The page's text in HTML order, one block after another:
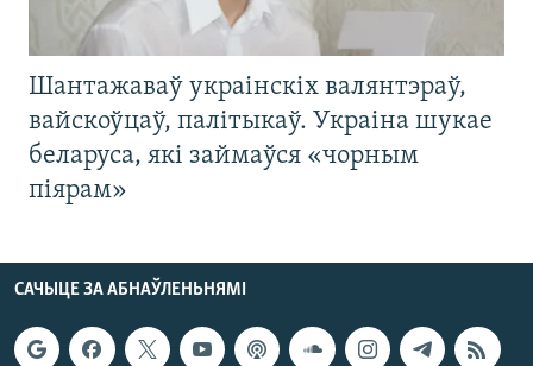
Шантажаваў украінскіх валянтэраў,
вайскоўцаў, палітыкаў. Украіна шукае
беларуса, які займаўся «чорным
піярам»
САЧЫЦЕ ЗА АБНАЎЛЕНЬНЯМІ